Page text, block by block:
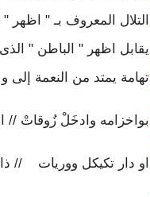
التلال المعروف بـ " اظهر
يقابل اظهر " الباطن "
تهامة يمتد من النعمة إلى
بواخزامه وادخَلْ زُوقاتْ //
او دار تكيكل ووريات //